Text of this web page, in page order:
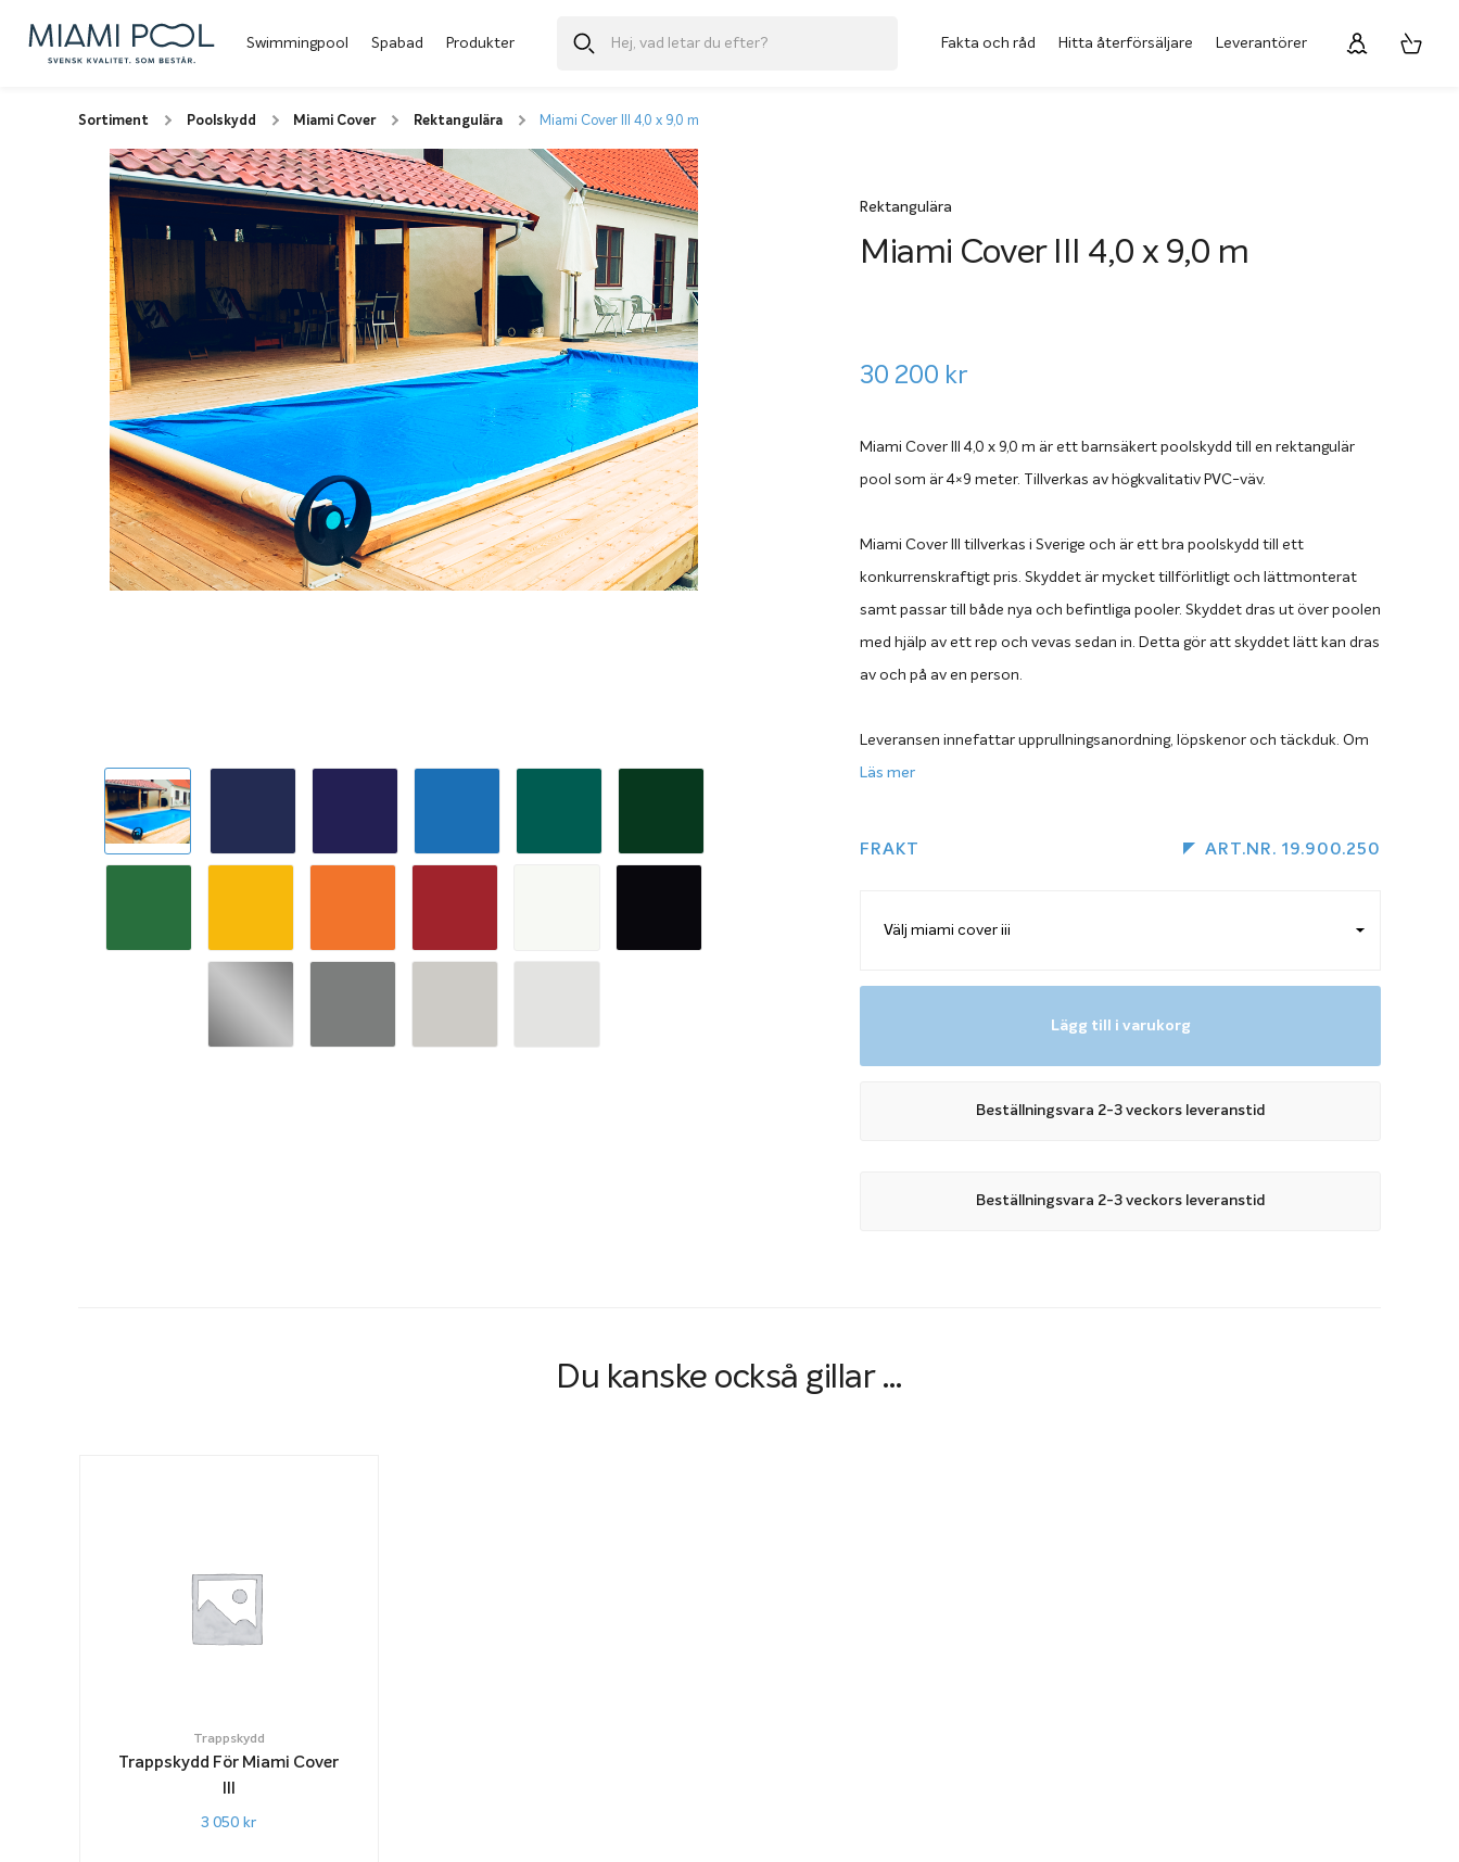
Swimmingpool Spabad Produkter Fakta och råd Hitta återförsäljare Leverantörer
Sortiment Poolskydd Miami Cover Rektangulära Miami Cover III 4,0 x 9,0 m
Rektangulära
Miami Cover III 4,0 x 9,0 m
30 200 kr
Miami Cover III 4,0 x 9,0 m är ett barnsäkert poolskydd till en rektangulär
pool som är 4×9 meter. Tillverkas av högkvalitativ PVC-väv.
Miami Cover III tillverkas i Sverige och är ett bra poolskydd till ett
konkurrenskraftigt pris. Skyddet är mycket tillförlitligt och lättmonterat
samt passar till både nya och befintliga pooler. Skyddet dras ut över poolen
med hjälp av ett rep och vevas sedan in. Detta gör att skyddet lätt kan dras
av och på av en person.
Leveransen innefattar upprullningsanordning, löpskenor och täckduk. Om
du har trädäck runt om poolen rekommenderar vi att du väljer en
Poolskydd till pool med trappa
Om du har en pool med trappa och vill installera ett Miami Cover III har du
två alternativ: antingen förlänger du skenorna förbi trappan eller så väljer
Ett trappskydd till Miami Cover III används om du inte vill förlänga
Läs mer
FRAKT ART.NR. 19.900.250
Lägg till i varukorg
Beställningsvara 2-3 veckors leveranstid
Beställningsvara 2-3 veckors leveranstid
Du kanske också gillar …
Trappskydd
Trappskydd För Miami Cover
3 050 kr